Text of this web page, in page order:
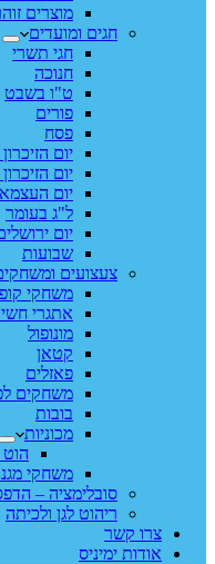
מוצרים
חגים ומועדים
חגי תשרי
חנוכה
ט"ו בשבט
פורים
פסח
יום
יום
יום
ל"ג בעומר
יום
שבועות
צעצועים
משחקי
אתגרי
מונופול
קטאן
פאזלים
משחקים
בובות
מכוניות
הוט
משחקי
סובלימציה –
ריהוט לגן ולכיתה
צרו קשר
אודות ימיניס